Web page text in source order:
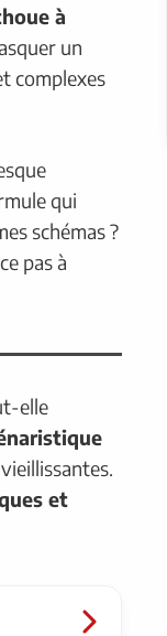
à
un
complexes
qui
schémas ?
pas à
elle
et